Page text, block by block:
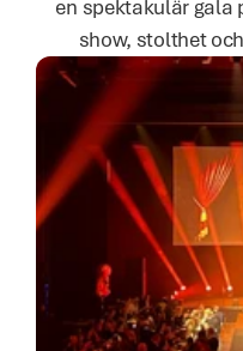
en spektakulär gala
show, stolthet